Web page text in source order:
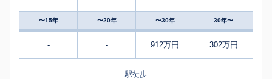
〜15年 〜20年 〜30年 30年〜
- - 912万円 302万円
駅徒歩